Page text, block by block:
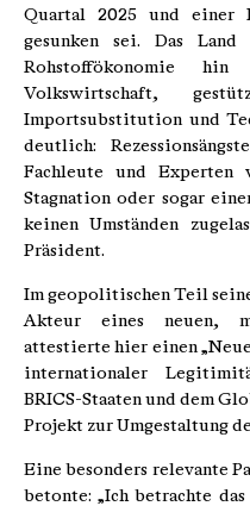
Quartal 2025 und einer
gesunken sei. Das
Rohstoffökonomie
Volkswirtschaft,
Importsubstitution und
deutlich:
Fachleute und
Stagnation oder sogar
keinen Umständen
Präsident.
Im geopolitischen Teil
Akteur eines neuen,
attestierte hier einen
internationaler
BRICS-Staaten und dem
Projekt zur Umgestaltung
Eine besonders relevante
betonte: „Ich betrachte